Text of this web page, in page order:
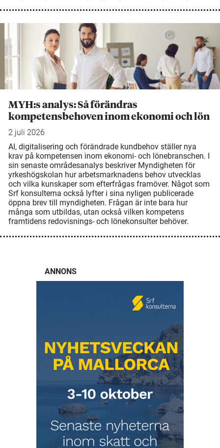
MYH:s analys: Så förändras
kompetensbehoven inom ekonomi och lön
2 juli 2026
AI, digitalisering och förändrade kundbehov ställer nya
krav på kompetensen inom ekonomi- och lönebranschen. I
sin senaste områdesanalys beskriver Myndigheten för
yrkeshögskolan hur arbetsmarknadens behov utvecklas
och vilka kunskaper som efterfrågas framöver. Något som
Srf konsulterna också lyfter i sina nyligen publicerade
öppna brev till myndigheten. Frågan är inte bara hur
många som utbildas, utan också vilken kompetens
framtidens redovisnings- och lönekonsulter behöver.
ANNONS